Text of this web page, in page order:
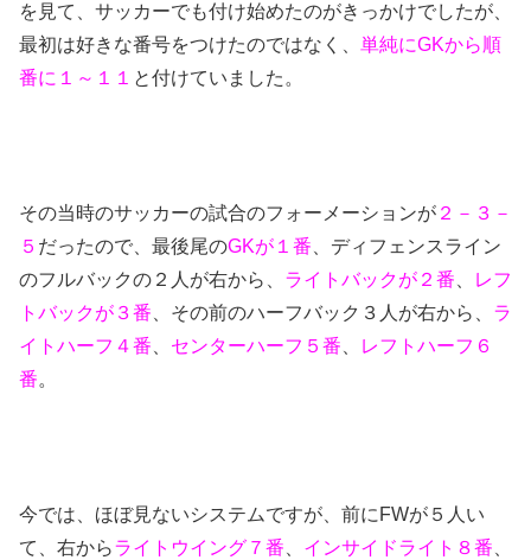
を見て、サッカーでも付け始めたのがきっかけでしたが、
最初は好きな番号をつけたのではなく、 単純にGKから順
番に１～１１ と付けていました。
その当時のサッカーの試合のフォーメーションが ２－３－
５ だったので、最後尾のGKが１番 、ディフェンスライン
のフルバックの２人が右から、 ライトバックが２番
レフ
トバックが３番 、その前のハーフバック３人が右から、 ラ
イトハーフ４番
センターハーフ５番
レフトハーフ６
番。
今では、ほぼ見ないシステムですが、前にFWが５人い
て、右からライトウイング７番 インサイドライト８番